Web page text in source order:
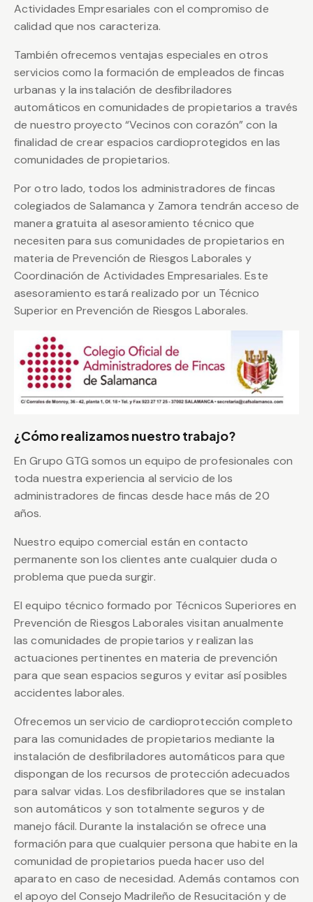
Actividades Empresariales con el compromiso de
calidad que nos caracteriza.
También ofrecemos ventajas especiales en otros
servicios como la formación de empleados de fincas
urbanas y la instalación de desfibriladores
automáticos en comunidades de propietarios a través
de nuestro proyecto “Vecinos con corazón” con la
finalidad de crear espacios cardioprotegidos en las
comunidades de propietarios.
Por otro lado, todos los administradores de fincas
colegiados de Salamanca y Zamora tendrán acceso de
manera gratuita al asesoramiento técnico que
necesiten para sus comunidades de propietarios en
materia de Prevención de Riesgos Laborales y
Coordinación de Actividades Empresariales. Este
asesoramiento estará realizado por un Técnico
Superior en Prevención de Riesgos Laborales.
¿Cómo realizamos nuestro trabajo?
En Grupo GTG somos un equipo de profesionales con
toda nuestra experiencia al servicio de los
administradores de fincas desde hace más de 20
años.
Nuestro equipo comercial están en contacto
permanente son los clientes ante cualquier duda o
problema que pueda surgir.
El equipo técnico formado por Técnicos Superiores en
Prevención de Riesgos Laborales visitan anualmente
las comunidades de propietarios y realizan las
actuaciones pertinentes en materia de prevención
para que sean espacios seguros y evitar así posibles
accidentes laborales.
Ofrecemos un servicio de cardioprotección completo
para las comunidades de propietarios mediante la
instalación de desfibriladores automáticos para que
dispongan de los recursos de protección adecuados
para salvar vidas. Los desfibriladores que se instalan
son automáticos y son totalmente seguros y de
manejo fácil. Durante la instalación se ofrece una
formación para que cualquier persona que habite en la
comunidad de propietarios pueda hacer uso del
aparato en caso de necesidad. Además contamos con
el apoyo del Consejo Madrileño de Resucitación y de